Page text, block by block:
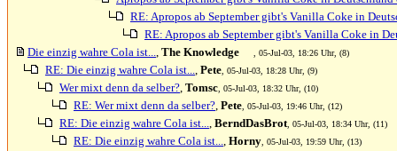
RE: Apropos ab September gibt's Vanilla Coke in
RE: Apropos ab September gibt's Vanilla Coke in
Die einzig wahre Cola ist..., The Knowledge , 05-Jul-03, 18:26 Uhr, (8)
RE: Die einzig wahre Cola ist..., Pete , 05-Jul-03, 18:28 Uhr, (9)
Wer mixt denn da selber?, Tomsc , 05-Jul-03, 18:32 Uhr, (10)
RE: Wer mixt denn da selber?, Pete , 05-Jul-03, 19:46 Uhr, (12)
RE: Die einzig wahre Cola ist..., BerndDasBrot , 05-Jul-03, 18:34 Uhr, (11)
RE: Die einzig wahre Cola ist..., Horny , 05-Jul-03, 19:59 Uhr, (13)